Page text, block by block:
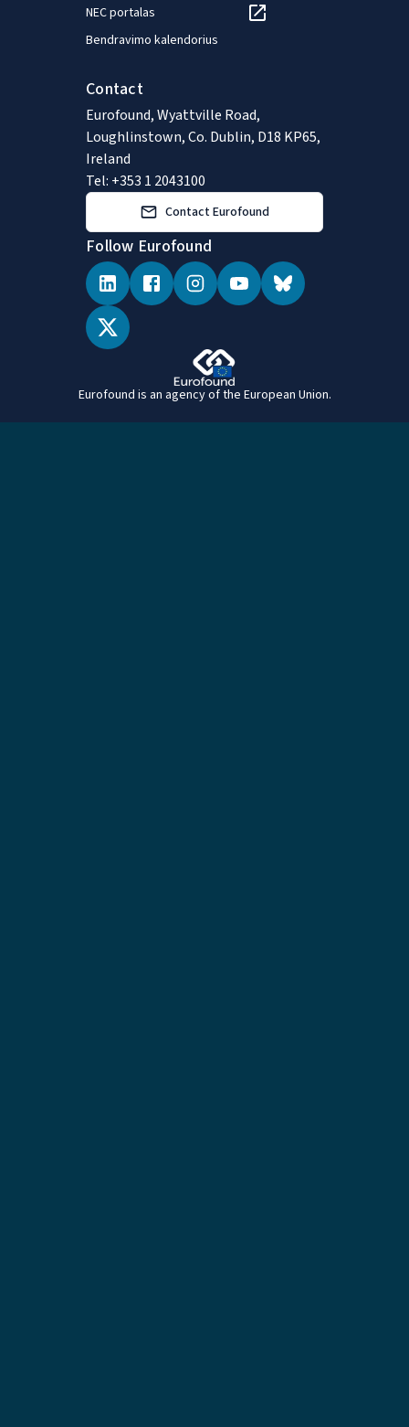
Dublino Trejybės koledže.
Neseniai ji baigė
dirbtinį intelektą: tyrimu
Sloan Executive Education ir
"Les grand enjeux de la
transition: re-ouvrir
l'horizon, comprendre pour
agir" su Campus de la
Transition. Prieš
prisijungdama prie
Eurofound, ji keletą metų
dirbo Europos Komisijoje.
NEC portalas
Bendravimo kalendorius
Contact
Eurofound, Wyattville Road,
Loughlinstown, Co. Dublin, D18 KP65,
Ireland
Tel: +353 1 2043100
Contact Eurofound
Follow Eurofound
Eurofound is an agency of the European Union.